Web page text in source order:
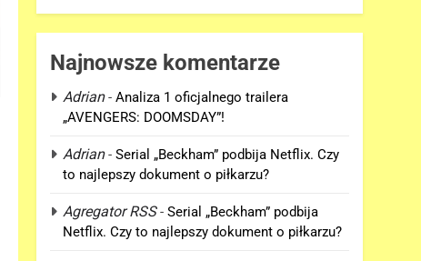
Najnowsze komentarze
Adrian-Analiza 1 oficjalnego trailera
„AVENGERS: DOOMSDAY”!
Adrian-Serial „Beckham” podbija Netflix. Czy
to najlepszy dokument o piłkarzu?
Agregator RSS-Serial „Beckham” podbija
Netflix. Czy to najlepszy dokument o piłkarzu?